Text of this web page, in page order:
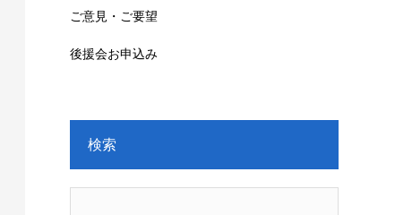
ご意見・ご要望
後援会お申込み
検索